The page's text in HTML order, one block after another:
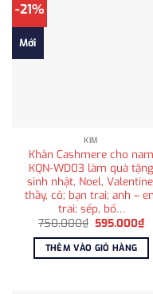
-21%
Mới
KIM
Khăn Cashmere cho nam
KQN-WD03 làm quà tặng
sinh nhật, Noel,
thầy, cô; bạn trai; anh –
trai; sếp, bố…
750.000₫ Giá
là:
750.000₫.
595.000₫Giá
tại
THÊM VÀO GIỎ HÀNG